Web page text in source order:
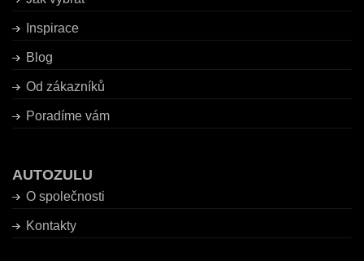
Inspirace
Blog
Od zákazníků
Poradíme vám
AUTOZULU
O společnosti
Kontakty